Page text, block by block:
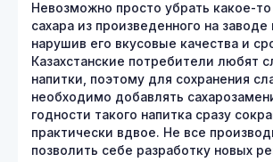
Невозможно просто убрать какое-
сахара из произведенного на заводе
нарушив его вкусовые качества и
Казахстанские потребители любят
напитки, поэтому для сохранения
необходимо добавлять
годности такого напитка сразу
практически вдвое. Не все
позволить себе разработку новых